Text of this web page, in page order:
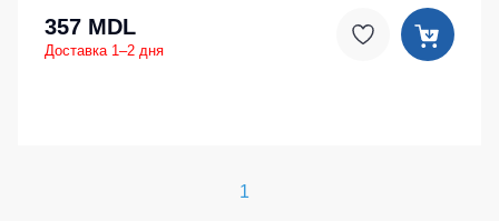
357 MDL
Доставка 1–2 дня
1